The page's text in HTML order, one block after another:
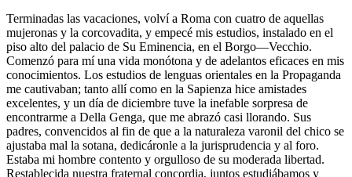
Terminadas las vacaciones, volví a Roma con cuatro de aquellas
mujeronas y la corcovadita, y empecé mis estudios, instalado en el
piso alto del palacio de Su Eminencia, en el Borgo—Vecchio.
Comenzó para mí una vida monótona y de adelantos eficaces en mis
conocimientos. Los estudios de lenguas orientales en la Propaganda
me cautivaban; tanto allí como en la Sapienza hice amistades
excelentes, y un día de diciembre tuve la inefable sorpresa de
encontrarme a Della Genga, que me abrazó casi llorando. Sus
padres, convencidos al fin de que a la naturaleza varonil del chico se
ajustaba mal la sotana, dedicáronle a la jurisprudencia y al foro.
Estaba mi hombre contento y orgulloso de su moderada libertad.
Restablecida nuestra fraternal concordia, juntos estudiábamos y